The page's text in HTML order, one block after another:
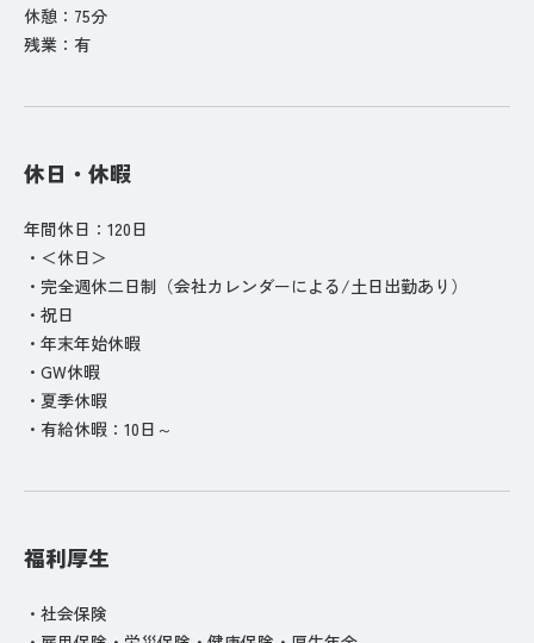
休憩：75分
残業：有
休日・休暇
年間休日：120日
・＜休日＞
・完全週休二日制（会社カレンダーによる/土日出勤あり）
・祝日
・年末年始休暇
・GW休暇
・夏季休暇
・有給休暇：10日～
福利厚生
・社会保険